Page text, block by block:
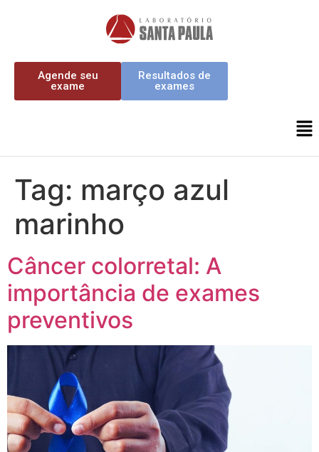
Agende seu
exame
Resultados de
exames
Tag: março azul
marinho
Câncer colorretal: A
importância de exames
preventivos